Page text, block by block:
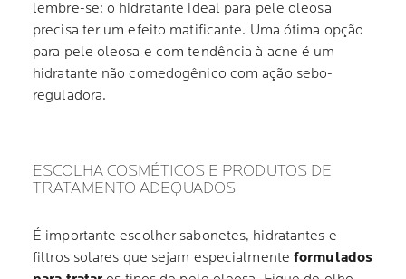
lembre-se: o hidratante ideal para pele oleosa
precisa ter um efeito matificante. Uma ótima opção
para pele oleosa e com tendência à acne é um
hidratante não comedogênico com ação sebo-
reguladora.
ESCOLHA COSMÉTICOS E PRODUTOS DE
TRATAMENTO ADEQUADOS
É importante escolher sabonetes, hidratantes e
filtros solares que sejam especialmenteformulados